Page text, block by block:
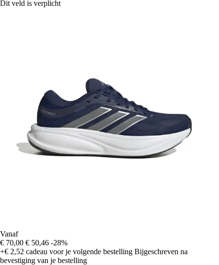
Dit veld is verplicht
Vanaf
€ 70,00 € 50,46 -28%
+€ 2,52 cadeau voor je volgende bestelling Bijgeschreven na
bevestiging van je bestelling